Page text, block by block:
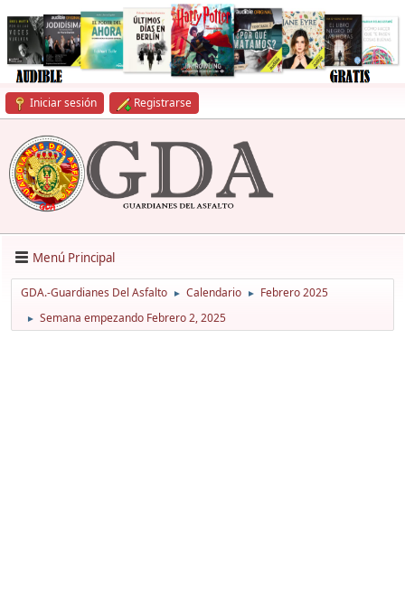
Iniciar sesión Registrarse
Menú Principal
GDA.-Guardianes Del Asfalto ► Calendario ► Febrero 2025
► Semana empezando Febrero 2, 2025